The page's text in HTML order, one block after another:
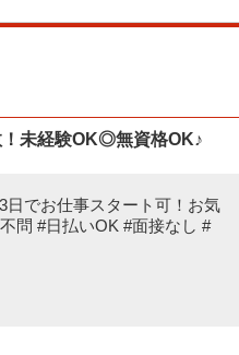
！未経験OK◎無資格OK♪
でお仕事スタート可！お気
問 #日払いOK #面接なし #